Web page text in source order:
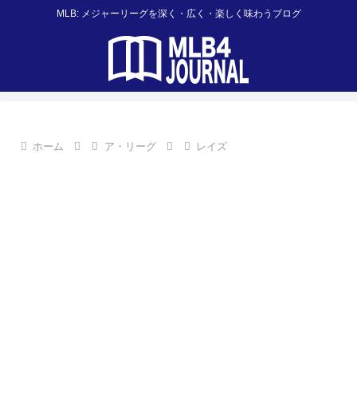
MLB: メジャーリーグを深く・広く・楽しく味わうブログ
ホーム ア・リーグ レイズ